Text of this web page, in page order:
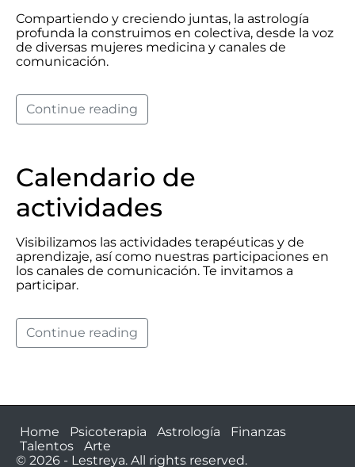
Compartiendo y creciendo juntas, la astrología
profunda la construimos en colectiva, desde la voz
de diversas mujeres medicina y canales de
comunicación.
Continue reading
Calendario de
actividades
Visibilizamos las actividades terapéuticas y de
aprendizaje, así como nuestras participaciones en
los canales de comunicación. Te invitamos a
participar.
Continue reading
Home Psicoterapia Astrología
Finanzas
Talentos
Arte
© 2026 - Lestreya. All rights reserved.